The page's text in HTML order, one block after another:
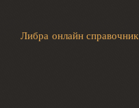
Либра онлайн справочник